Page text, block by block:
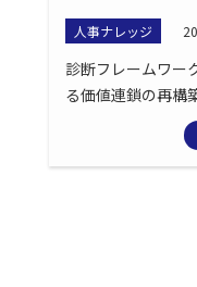
人事ナレッジ
診断フレームワー
る価値連鎖の再構